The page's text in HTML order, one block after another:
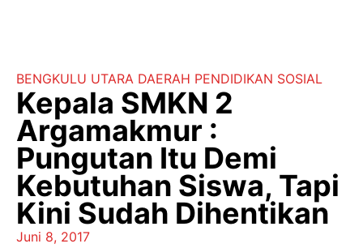
BENGKULU UTARA DAERAH PENDIDIKAN SOSIAL
Kepala SMKN 2
Argamakmur :
Pungutan Itu Demi
Kebutuhan Siswa, Tapi
Kini Sudah Dihentikan
Juni 8, 2017